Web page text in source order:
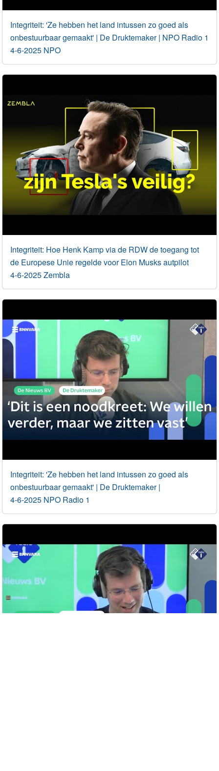
Integriteit: 'Ze hebben het land intussen zo goed als
onbestuurbaar gemaakt' | De Druktemaker | NPO Radio 1
4-6-2025 NPO
Integriteit: Hoe Henk Kamp via de RDW de toegang tot
de Europese Unie regelde voor Elon Musks autpilot
4-6-2025 Zembla
Integriteit: 'Ze hebben het land intussen zo goed als
onbestuurbaar gemaakt' | De Druktemaker |
4-6-2025 NPO Radio 1